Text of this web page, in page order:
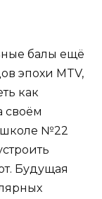
балы ещё
эпохи MTV,
как
своём
школе №22
Будущая